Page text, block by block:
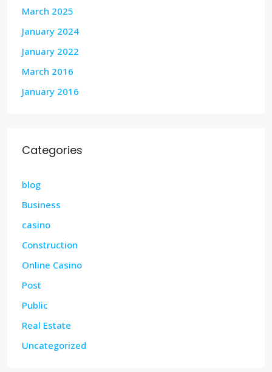
March 2025
January 2024
January 2022
March 2016
January 2016
Categories
blog
Business
casino
Construction
Online Casino
Post
Public
Real Estate
Uncategorized